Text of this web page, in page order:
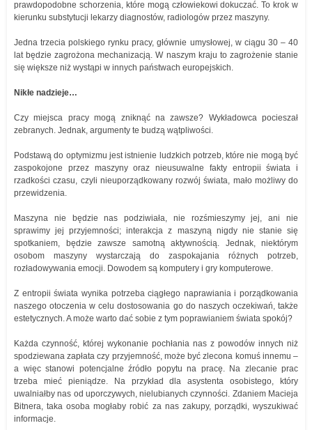
prawdopodobne schorzenia, które mogą człowiekowi dokuczać. To krok w
kierunku substytucji lekarzy diagnostów, radiologów przez maszyny.
Jedna trzecia polskiego rynku pracy, głównie umysłowej, w ciągu 30 – 40
lat będzie zagrożona mechanizacją. W naszym kraju to zagrożenie stanie
się większe niż wystąpi w innych państwach europejskich.
Nikłe nadzieje…
Czy miejsca pracy mogą zniknąć na zawsze? Wykładowca pocieszał
zebranych. Jednak, argumenty te budzą wątpliwości.
Podstawą do optymizmu jest istnienie ludzkich potrzeb, które nie mogą być
zaspokojone przez maszyny oraz nieusuwalne fakty entropii świata i
rzadkości czasu, czyli nieuporządkowany rozwój świata, mało możliwy do
przewidzenia.
Maszyna nie będzie nas podziwiała, nie rozśmieszymy jej, ani nie
sprawimy jej przyjemności; interakcja z maszyną nigdy nie stanie się
spotkaniem, będzie zawsze samotną aktywnością. Jednak, niektórym
osobom maszyny wystarczają do zaspokajania różnych potrzeb,
rozładowywania emocji. Dowodem są komputery i gry komputerowe.
Z entropii świata wynika potrzeba ciągłego naprawiania i porządkowania
naszego otoczenia w celu dostosowania go do naszych oczekiwań, także
estetycznych. A może warto dać sobie z tym poprawianiem świata spokój?
Każda czynność, której wykonanie pochłania nas z powodów innych niż
spodziewana zapłata czy przyjemność, może być zlecona komuś innemu –
a więc stanowi potencjalne źródło popytu na pracę. Na zlecanie prac
trzeba mieć pieniądze. Na przykład dla asystenta osobistego, który
uwalniałby nas od uporczywych, nielubianych czynności. Zdaniem Macieja
Bitnera, taka osoba mogłaby robić za nas zakupy, porządki, wyszukiwać
informacje.